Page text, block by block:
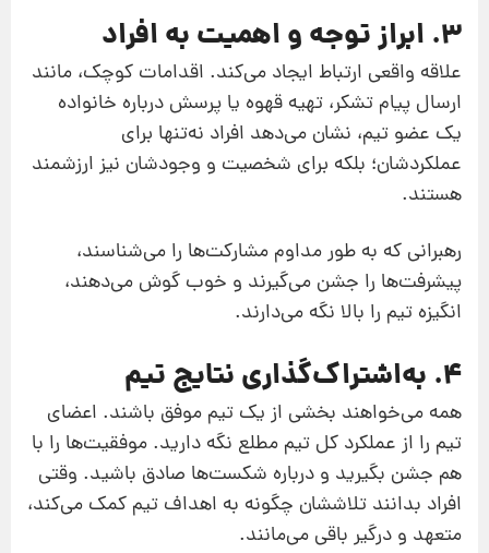
3. ابراز توجه و اهمیت به افراد
علاقه واقعی ارتباط ایجاد می‌کند. اقدامات کوچک، مانند
ارسال پیام تشکر، تهیه قهوه یا پرسش درباره خانواده
یک عضو تیم، نشان می‌دهد افراد نه‌تنها برای
عملکردشان؛ بلکه برای شخصیت و وجودشان نیز ارزشمند
هستند.
رهبرانی که به طور مداوم مشارکت‌ها را می‌شناسند،
پیشرفت‌ها را جشن می‌گیرند و خوب گوش می‌دهند،
انگیزه تیم را بالا نگه می‌دارند.
4. به‌اشتراک‌گذاری نتایج تیم
همه می‌خواهند بخشی از یک تیم موفق باشند. اعضای
تیم را از عملکرد کل تیم مطلع نگه دارید. موفقیت‌ها را با
هم جشن بگیرید و درباره شکست‌ها صادق باشید. وقتی
افراد بدانند تلاششان چگونه به اهداف تیم کمک می‌کند،
متعهد و درگیر باقی می‌مانند.